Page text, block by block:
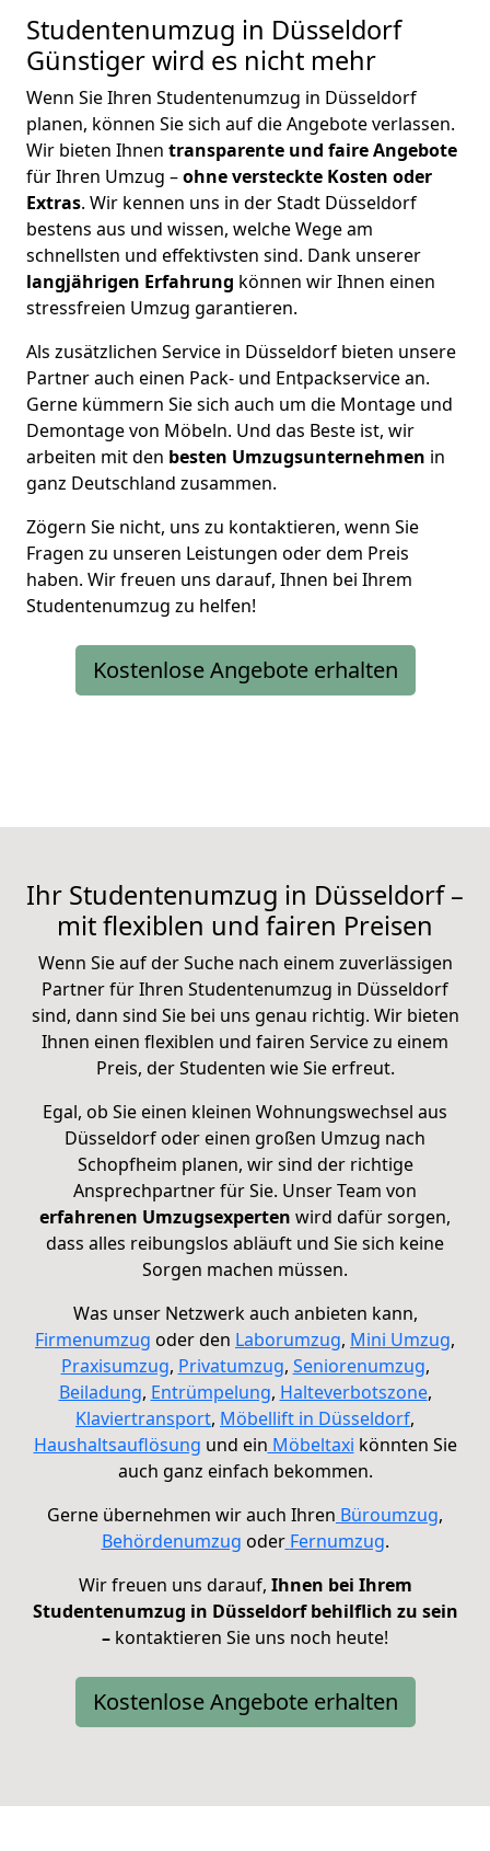
Studentenumzug in Düsseldorf
Günstiger wird es nicht mehr
Wenn Sie Ihren Studentenumzug in Düsseldorf
planen, können Sie sich auf die Angebote verlassen.
Wir bieten Ihnen transparente und faire Angebote
für Ihren Umzug –ohne versteckte Kosten oder
Extras. Wir kennen uns in der Stadt Düsseldorf
bestens aus und wissen, welche Wege am
schnellsten und effektivsten sind. Dank unserer
langjährigen Erfahrung können wir Ihnen einen
stressfreien Umzug garantieren.
Als zusätzlichen Service in Düsseldorf bieten unsere
Partner auch einen Pack- und Entpackservice an.
Gerne kümmern Sie sich auch um die Montage und
Demontage von Möbeln. Und das Beste ist, wir
arbeiten mit den besten Umzugsunternehmen in
ganz Deutschland zusammen.
Zögern Sie nicht, uns zu kontaktieren, wenn Sie
Fragen zu unseren Leistungen oder dem Preis
haben. Wir freuen uns darauf, Ihnen bei Ihrem
Studentenumzug zu helfen!
Kostenlose Angebote erhalten
Ihr Studentenumzug in Düsseldorf –
mit flexiblen und fairen Preisen
Wenn Sie auf der Suche nach einem zuverlässigen
Partner für Ihren Studentenumzug in Düsseldorf
sind, dann sind Sie bei uns genau richtig. Wir bieten
Ihnen einen flexiblen und fairen Service zu einem
Preis, der Studenten wie Sie erfreut.
Egal, ob Sie einen kleinen Wohnungswechsel aus
Düsseldorf oder einen großen Umzug nach
Schopfheim planen, wir sind der richtige
Ansprechpartner für Sie. Unser Team von
erfahrenen Umzugsexperten wird dafür sorgen,
dass alles reibungslos abläuft und Sie sich keine
Sorgen machen müssen.
Was unser Netzwerk auch anbieten kann,
Firmenumzug oder den Laborumzug, Mini Umzug,
Praxisumzug, Privatumzug, Seniorenumzug,
Beiladung, Entrümpelung, Halteverbotszone,
Klaviertransport, Möbellift in Düsseldorf,
Haushaltsauflösung und ein Möbeltaxi könnten Sie
auch ganz einfach bekommen.
Gerne übernehmen wir auch Ihren Büroumzug,
Behördenumzug oder Fernumzug.
Wir freuen uns darauf, Ihnen bei Ihrem
Studentenumzug in Düsseldorf behilflich zu sein
– kontaktieren Sie uns noch heute!
Kostenlose Angebote erhalten